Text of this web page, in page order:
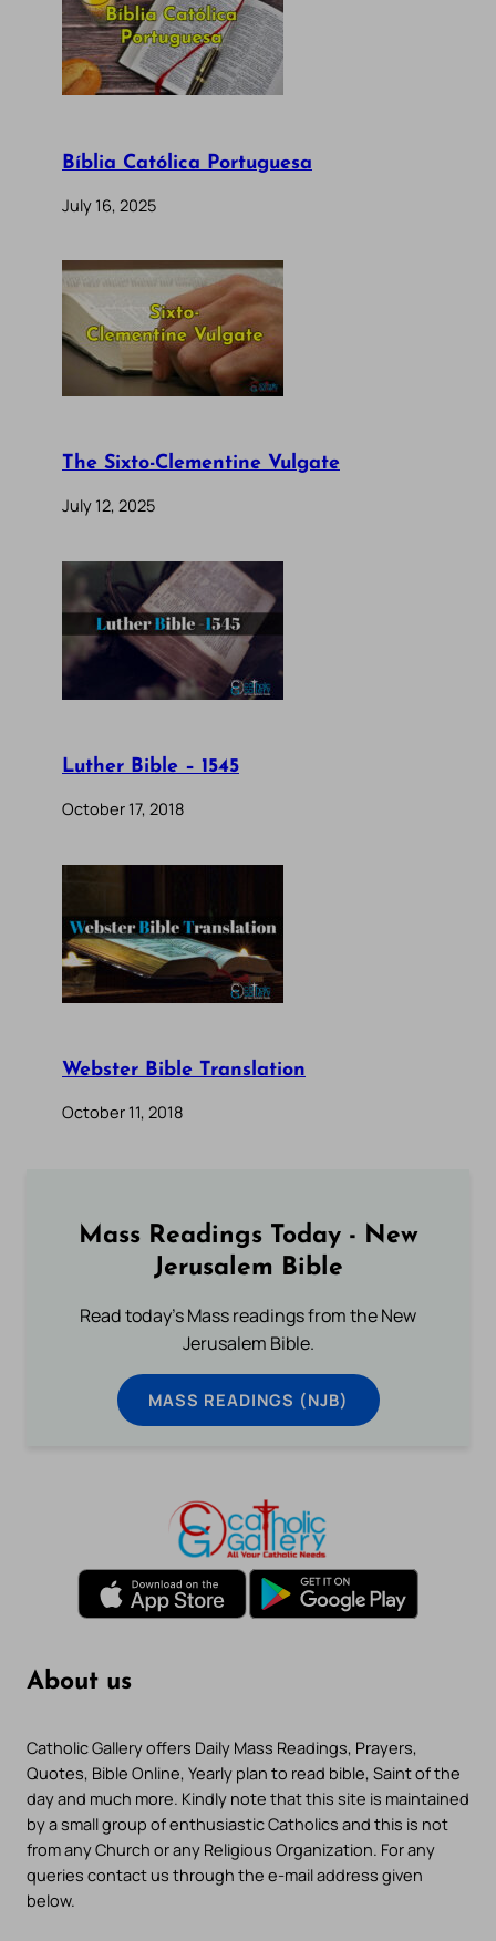
Bíblia Católica Portuguesa
July 16, 2025
The Sixto-Clementine Vulgate
July 12, 2025
Luther Bible – 1545
October 17, 2018
Webster Bible Translation
October 11, 2018
Mass Readings Today - New
Jerusalem Bible
Read today's Mass readings from the New
Jerusalem Bible.
MASS READINGS (NJB)
About us
Catholic Gallery offers Daily Mass Readings, Prayers,
Quotes, Bible Online, Yearly plan to read bible, Saint of the
day and much more. Kindly note that this site is maintained
by a small group of enthusiastic Catholics and this is not
from any Church or any Religious Organization. For any
queries contact us through the e-mail address given
below.